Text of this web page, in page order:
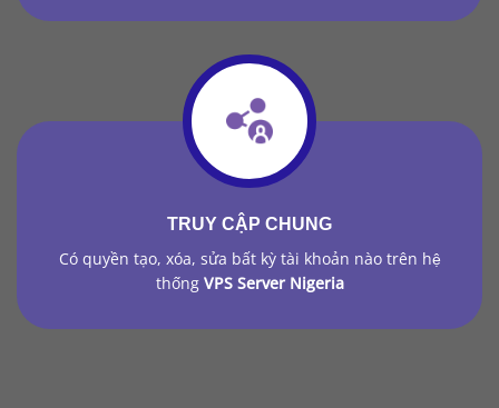
TRUY CẬP CHUNG
Có quyền tạo, xóa, sửa bất kỳ tài khoản nào trên hệ
thốngVPS Server Nigeria